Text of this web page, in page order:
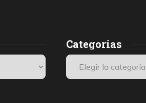
Categorías